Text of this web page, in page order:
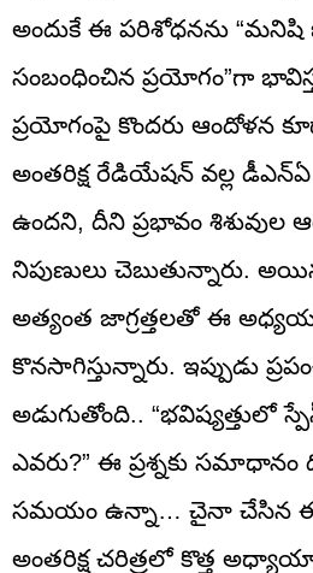
అందుకే ఈ పరిశోధనను “మనిషి
సంబంధించిన ప్రయోగం”గా
ప్రయోగంపై కొందరు ఆందోళన కూడా
అంతరిక్ష రేడియేషన్‌ వల్ల
ఉందని, దీని ప్రభావం శిశువుల
నిపుణులు చెబుతున్నారు.
అత్యంత జాగ్రత్తలతో ఈ
కొనసాగిస్తున్నారు. ఇప్పుడు
అడుగుతోంది.. “భవిష్యత్తులో
ఎవరు?” ఈ ప్రశ్నకు
సమయం ఉన్నా… చైనా చేసిన ఈ
అంతరిక్ష చరిత్రలో కొత్త